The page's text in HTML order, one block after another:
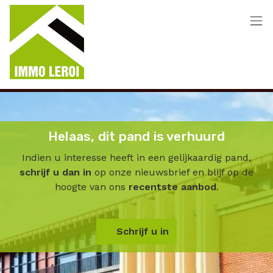
Menu overslaan en naar de inhoud gaan
Helaas, dit pand is verhuurd
Indien u interesse heeft in een gelijkaardig pand,
schrijf u dan in op onze nieuwsbrief en blijf op de
hoogte van ons recentste aanbod.
Schrijf u in